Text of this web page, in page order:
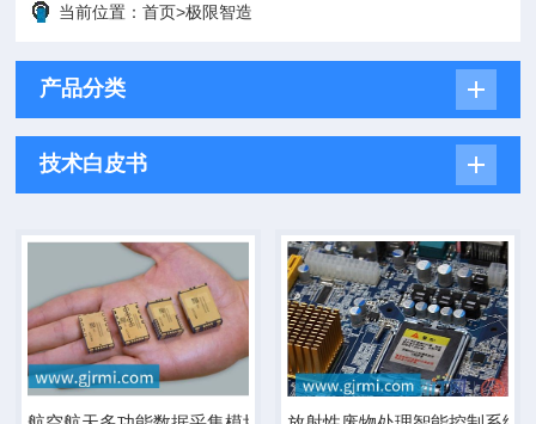
当前位置：首页>极限智造
产品分类
技术白皮书